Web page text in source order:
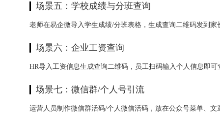
场景五：学校成绩与分班查询
老师在易企微导入学生成绩/分班表格，生成查询二维码发到
场景六：企业工资查询
HR导入工资信息生成查询二维码，员工扫码输入个人信息即
场景七：微信群/个人号引流
运营人员制作微信群活码/个人微信活码，放在公众号菜单、